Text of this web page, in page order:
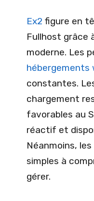
Ex2 figure en
Fullhost grâce
moderne. Les
hébergements
constantes.
chargement
favorables au
réactif et
Néanmoins,
simples à
gérer.